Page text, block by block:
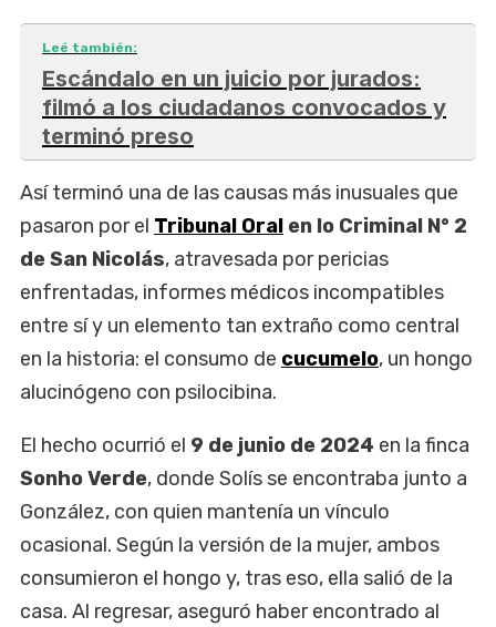
Leé también:
Escándalo en un juicio por jurados:
filmó a los ciudadanos convocados y
terminó preso
Así terminó una de las causas más inusuales que
pasaron por el Tribunal Oral en lo Criminal N° 2
de San Nicolás, atravesada por pericias
enfrentadas, informes médicos incompatibles
entre sí y un elemento tan extraño como central
en la historia: el consumo de cucumelo, un hongo
alucinógeno con psilocibina.
El hecho ocurrió el 9 de junio de 2024 en la finca
Sonho Verde, donde Solís se encontraba junto a
González, con quien mantenía un vínculo
ocasional. Según la versión de la mujer, ambos
consumieron el hongo y, tras eso, ella salió de la
casa. Al regresar, aseguró haber encontrado al